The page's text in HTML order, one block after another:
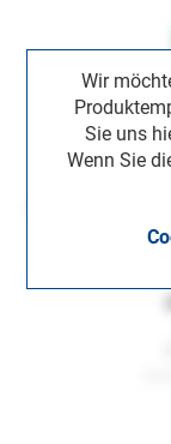
Wir
Sie uns
Wenn Sie